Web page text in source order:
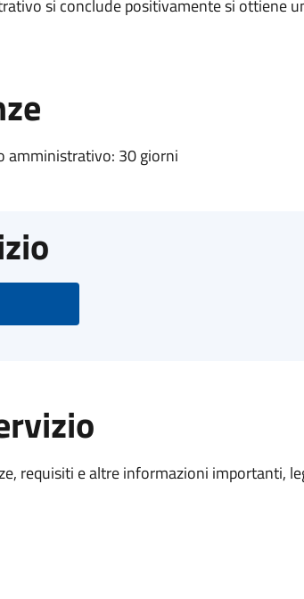
si conclude positivamente si ottiene
amministrativo: 30 giorni
requisiti e altre informazioni importanti,